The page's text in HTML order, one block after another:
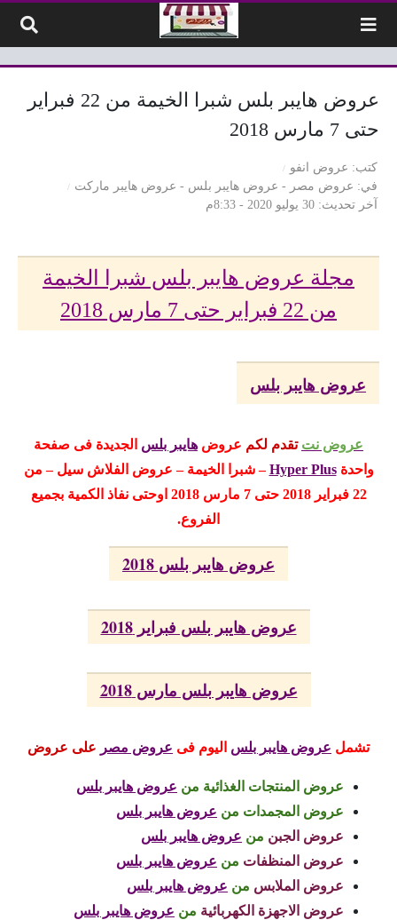
عروض هايبر بلس شبرا الخيمة من 22 فبراير
حتى 7 مارس 2018
كتب
عروض انفو
في
عروض مصر - عروض هايبر بلس - عروض هايبر ماركت
آخر تحديث 30 يوليو 2020 - 8:33م
مجلة عروض هايبر بلس شبرا الخيمة
من 22 فبراير حتى 7 مارس 2018
عروض هايبر بلس
عروض نت تقدم لكم عروض هايبر بلس الجديدة فى صفحة
واحدة Hyper Plus– شبرا الخيمة – عروض الفلاش سيل – من
22 فبراير 2018 حتى 7 مارس 2018 اوحتى نفاذ الكمية بجميع
الفروع.
عروض هايبر بلس 2018
عروض هايبر بلس فبراير 2018
عروض هايبر بلس مارس 2018
تشمل عروض هايبر بلس اليوم فى عروض مصر على عروض
عروض المنتجات الغذائية من عروض هايبر بلس
عروض المجمدات من عروض هايبر بلس
عروض الجبن من عروض هايبر بلس
عروض المنظفات من عروض هايبر بلس
عروض الملابس من عروض هايبر بلس
عروض الاجهزة الكهربائية من عروض هايبر بلس